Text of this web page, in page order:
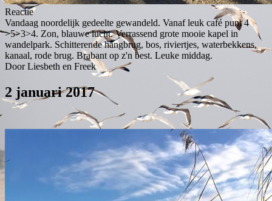
Reactie
Vandaag noordelijk gedeelte gewandeld. Vanaf leuk café punt 4
>5>3>4. Zon, blauwe lucht. Verrassend grote mooie kapel in
wandelpark. Schitterende hangbrug, bos, riviertjes, waterbekkens,
kanaal, rode brug. Brabant op z'n best. Leuke middag.
Door Liesbeth en Freek
2 januari 2017